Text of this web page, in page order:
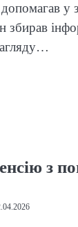
допомагав
збирав
з